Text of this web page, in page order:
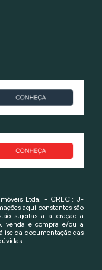
Ltda. - CRECI: J-
aqui constantes são
sujeitas a alteração a
venda e compra e/ou a
da documentação das